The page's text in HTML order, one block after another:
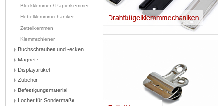
Blockklemmer / Papierklemmer
Hebelklemmmechaniken
Zettelklemmen
Klemmschienen
Buchschrauben und -ecken
Magnete
Displayartikel
Zubehör
Befestigungsmaterial
Locher für Sondermaße